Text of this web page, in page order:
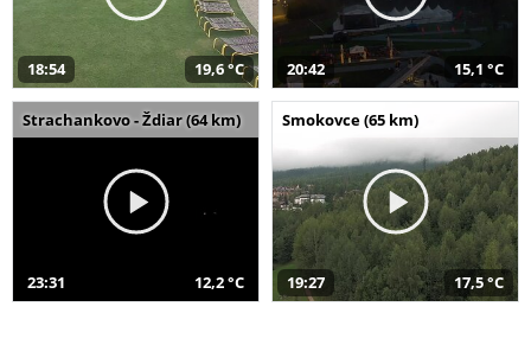
18:54 19,6 °C 20:42 15,1 °C
Strachankovo - Ždiar (64 km)
23:31 12,2 °C
Smokovce (65 km)
19:27 17,5 °C